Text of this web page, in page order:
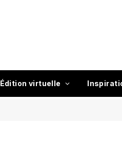
Édition virtuelle